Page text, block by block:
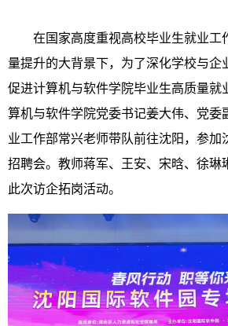
在国家高度重视高校毕业生就业工
量提升的大背景下，为了深化学校与企
促进计算机与软件学院毕业生高质量就
算机与软件学院党委书记姜大伟、党委
业工作部常兴老师带队前往沈阳，参加
招聘会。教师蒋军、王安、宋晗、徐琳
此次访企拓岗活动。